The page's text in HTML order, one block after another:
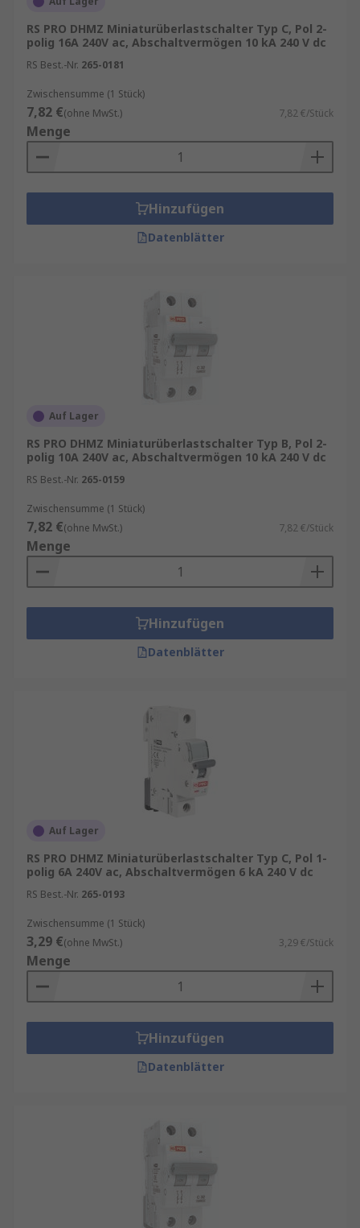
LS-Schalter kaufen
Bei der Auswahl eines geeigneten
Leitungsschutzschalters sollten drei
Hauptfaktoren berücksichtigt werden:
Nennstrom (Amperezahl): angepasst an
den jeweiligen Stromkreis
Netzstruktur und
Sicherheitsanforderungen
Unser Sortiment enthält Qualitätsprodukte von
Schneider Electric
Hagersowie
hauseigenen professionellen Marke.
Informationen zur spätesten Bestelluhrzeit für
eine garantierte Lieferung am nächsten Werktag
sowie zum Mindestbestellwert für eine
kostenfreie Lieferung finden Sie auf der
jeweiligen Produktseite.
RS ist Ihr Ansprechpartner für
Beschaffungslösungen mit unseren
Procurement Solutions
Funktion uns Auslöseverhalten
Ein MCB kombiniert thermische und magnetische
Auslösetechniken: Der thermische Schutz
plötzlichen Kurzschlüssen sofort aus. Die
Auslösecharakteristik wird durch den Typ des LS
: für Haushalts- und leichte
Gewerbeanwendungen (3–5-facher
: für gewerbliche und industrielle
Standardanwendungen mit motorischen
oder leuchtstoffbasierten Lasten (5–10-
facher Nennstrom)
Typ D: für schwere Industrieanwendungen
mit hohen Einschaltströmen, z. B. USV,
Schweißgeräte, große Motoren (10–20-
facher Nennstrom)
RS PRO DHMZ Miniaturüberlastschalter Typ C, Pol 2-
polig 16A 240V ac, Abschaltvermögen 10 kA 240 V dc
RS Best.-Nr. 265-0181
Zwischensumme (1 Stück)
7,82 €(ohne MwSt.) 7,82 €/Stück
Menge
Hinzufügen
Datenblätter
Auf Lager
RS PRO DHMZ Miniaturüberlastschalter Typ B, Pol 2-
polig 10A 240V ac, Abschaltvermögen 10 kA 240 V dc
RS Best.-Nr. 265-0159
Zwischensumme (1 Stück)
7,82 €(ohne MwSt.) 7,82 €/Stück
Menge
Hinzufügen
Datenblätter
Auf Lager
RS PRO DHMZ Miniaturüberlastschalter Typ C, Pol 1-
polig 6A 240V ac, Abschaltvermögen 6 kA 240 V dc
RS Best.-Nr. 265-0193
Zwischensumme (1 Stück)
3,29 €(ohne MwSt.) 3,29 €/Stück
Menge
Hinzufügen
Datenblätter